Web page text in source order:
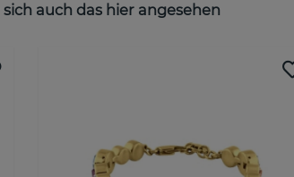
auch das hier angesehen